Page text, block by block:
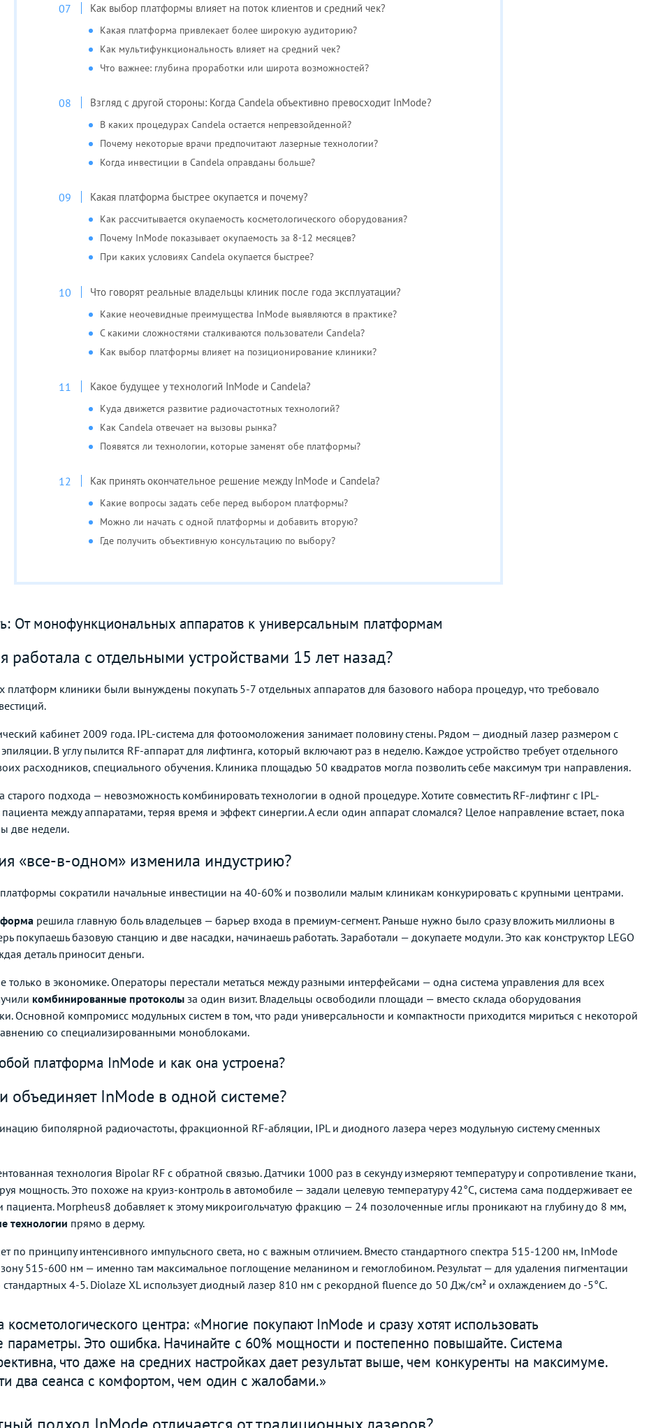
Как выбор платформы влияет на поток клиентов и средний чек?
Какая платформа привлекает более широкую аудиторию?
Как мультифункциональность влияет на средний чек?
Что важнее: глубина проработки или широта возможностей?
Взгляд с другой стороны: Когда Candela объективно превосходит InMode?
В каких процедурах Candela остается непревзойденной?
Почему некоторые врачи предпочитают лазерные технологии?
Когда инвестиции в Candela оправданы больше?
Какая платформа быстрее окупается и почему?
Как рассчитывается окупаемость косметологического оборудования?
Почему InMode показывает окупаемость за 8-12 месяцев?
При каких условиях Candela окупается быстрее?
Что говорят реальные владельцы клиник после года эксплуатации?
Какие неочевидные преимущества InMode выявляются в практике?
С какими сложностями сталкиваются пользователи Candela?
Как выбор платформы влияет на позиционирование клиники?
Какое будущее у технологий InMode и Candela?
Куда движется развитие радиочастотных технологий?
Как Candela отвечает на вызовы рынка?
Появятся ли технологии, которые заменят обе платформы?
Как принять окончательное решение между InMode и Candela?
Какие вопросы задать себе перед выбором платформы?
Можно ли начать с одной платформы и добавить вторую?
Где получить объективную консультацию по выбору?
От монофункциональных аппаратов к универсальным платформам
работала с отдельными устройствами 15 лет назад?
платформ клиники были вынуждены покупать 5-7 отдельных аппаратов для базового набора процедур, что требовало
кабинет 2009 года. IPL-система для фотоомоложения занимает половину стены. Рядом — диодный лазер размером с
В углу пылится RF-аппарат для лифтинга, который включают раз в неделю. Каждое устройство требует отдельного
расходников, специального обучения. Клиника площадью 50 квадратов могла позволить себе максимум три направления.
подхода — невозможность комбинировать технологии в одной процедуре. Хотите совместить RF-лифтинг с IPL-
между аппаратами, теряя время и эффект синергии. А если один аппарат сломался? Целое направление встает, пока
две недели.
«все-в-одном» изменила индустрию?
сократили начальные инвестиции на 40-60% и позволили малым клиникам конкурировать с крупными центрами.
решила главную боль владельцев — барьер входа в премиум-сегмент. Раньше нужно было сразу вложить миллионы в
покупаешь базовую станцию и две насадки, начинаешь работать. Заработали — докупаете модули. Это как конструктор LEGO
деталь приносит деньги.
в экономике. Операторы перестали метаться между разными интерфейсами — одна система управления для всех
комбинированные протоколы за один визит. Владельцы освободили площади — вместо склада оборудования
Основной компромисс модульных систем в том, что ради универсальности и компактности приходится мириться с некоторой
со специализированными моноблоками.
платформа InMode и как она устроена?
объединяет InMode в одной системе?
биполярной радиочастоты, фракционной RF-абляции, IPL и диодного лазера через модульную систему сменных
технология Bipolar RF с обратной связью. Датчики 1000 раз в секунду измеряют температуру и сопротивление ткани,
мощность. Это похоже на круиз-контроль в автомобиле — задали целевую температуру 42°C, система сама поддерживает ее
пациента. Morpheus8 добавляет к этому микроигольчатую фракцию — 24 позолоченные иглы проникают на глубину до 8 мм,
технологии прямо в дерму.
по принципу интенсивного импульсного света, но с важным отличием. Вместо стандартного спектра 515-1200 нм, InMode
515-600 нм — именно там максимальное поглощение меланином и гемоглобином. Результат — для удаления пигментации
стандартных 4-5. Diolaze XL использует диодный лазер 810 нм с рекордной fluence до 50 Дж/см² и охлаждением до -5°C.
косметологического центра: «Многие покупают InMode и сразу хотят использовать
Это ошибка. Начинайте с 60% мощности и постепенно повышайте. Система
что даже на средних настройках дает результат выше, чем конкуренты на максимуме.
два сеанса с комфортом, чем один с жалобами.»